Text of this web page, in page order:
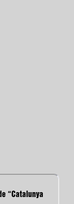
“Catalunya